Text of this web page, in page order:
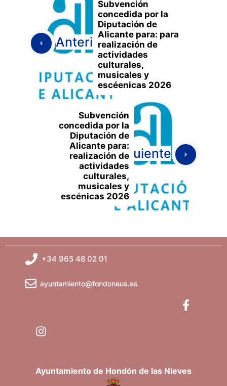
Anterior
Subvención
concedida por la
Diputación de
Alicante para: para
realización de
actividades
culturales,
musicales y
escéenicas 2026
Subvención
concedida por la
Diputación de
Alicante para:
realización de
actividades
culturales,
musicales y
escénicas 2026
Siguiente
+34 965 48 02 01
ayuntamiento@fondoneus.es
Ayuntamiento de Hondón de las Nieves